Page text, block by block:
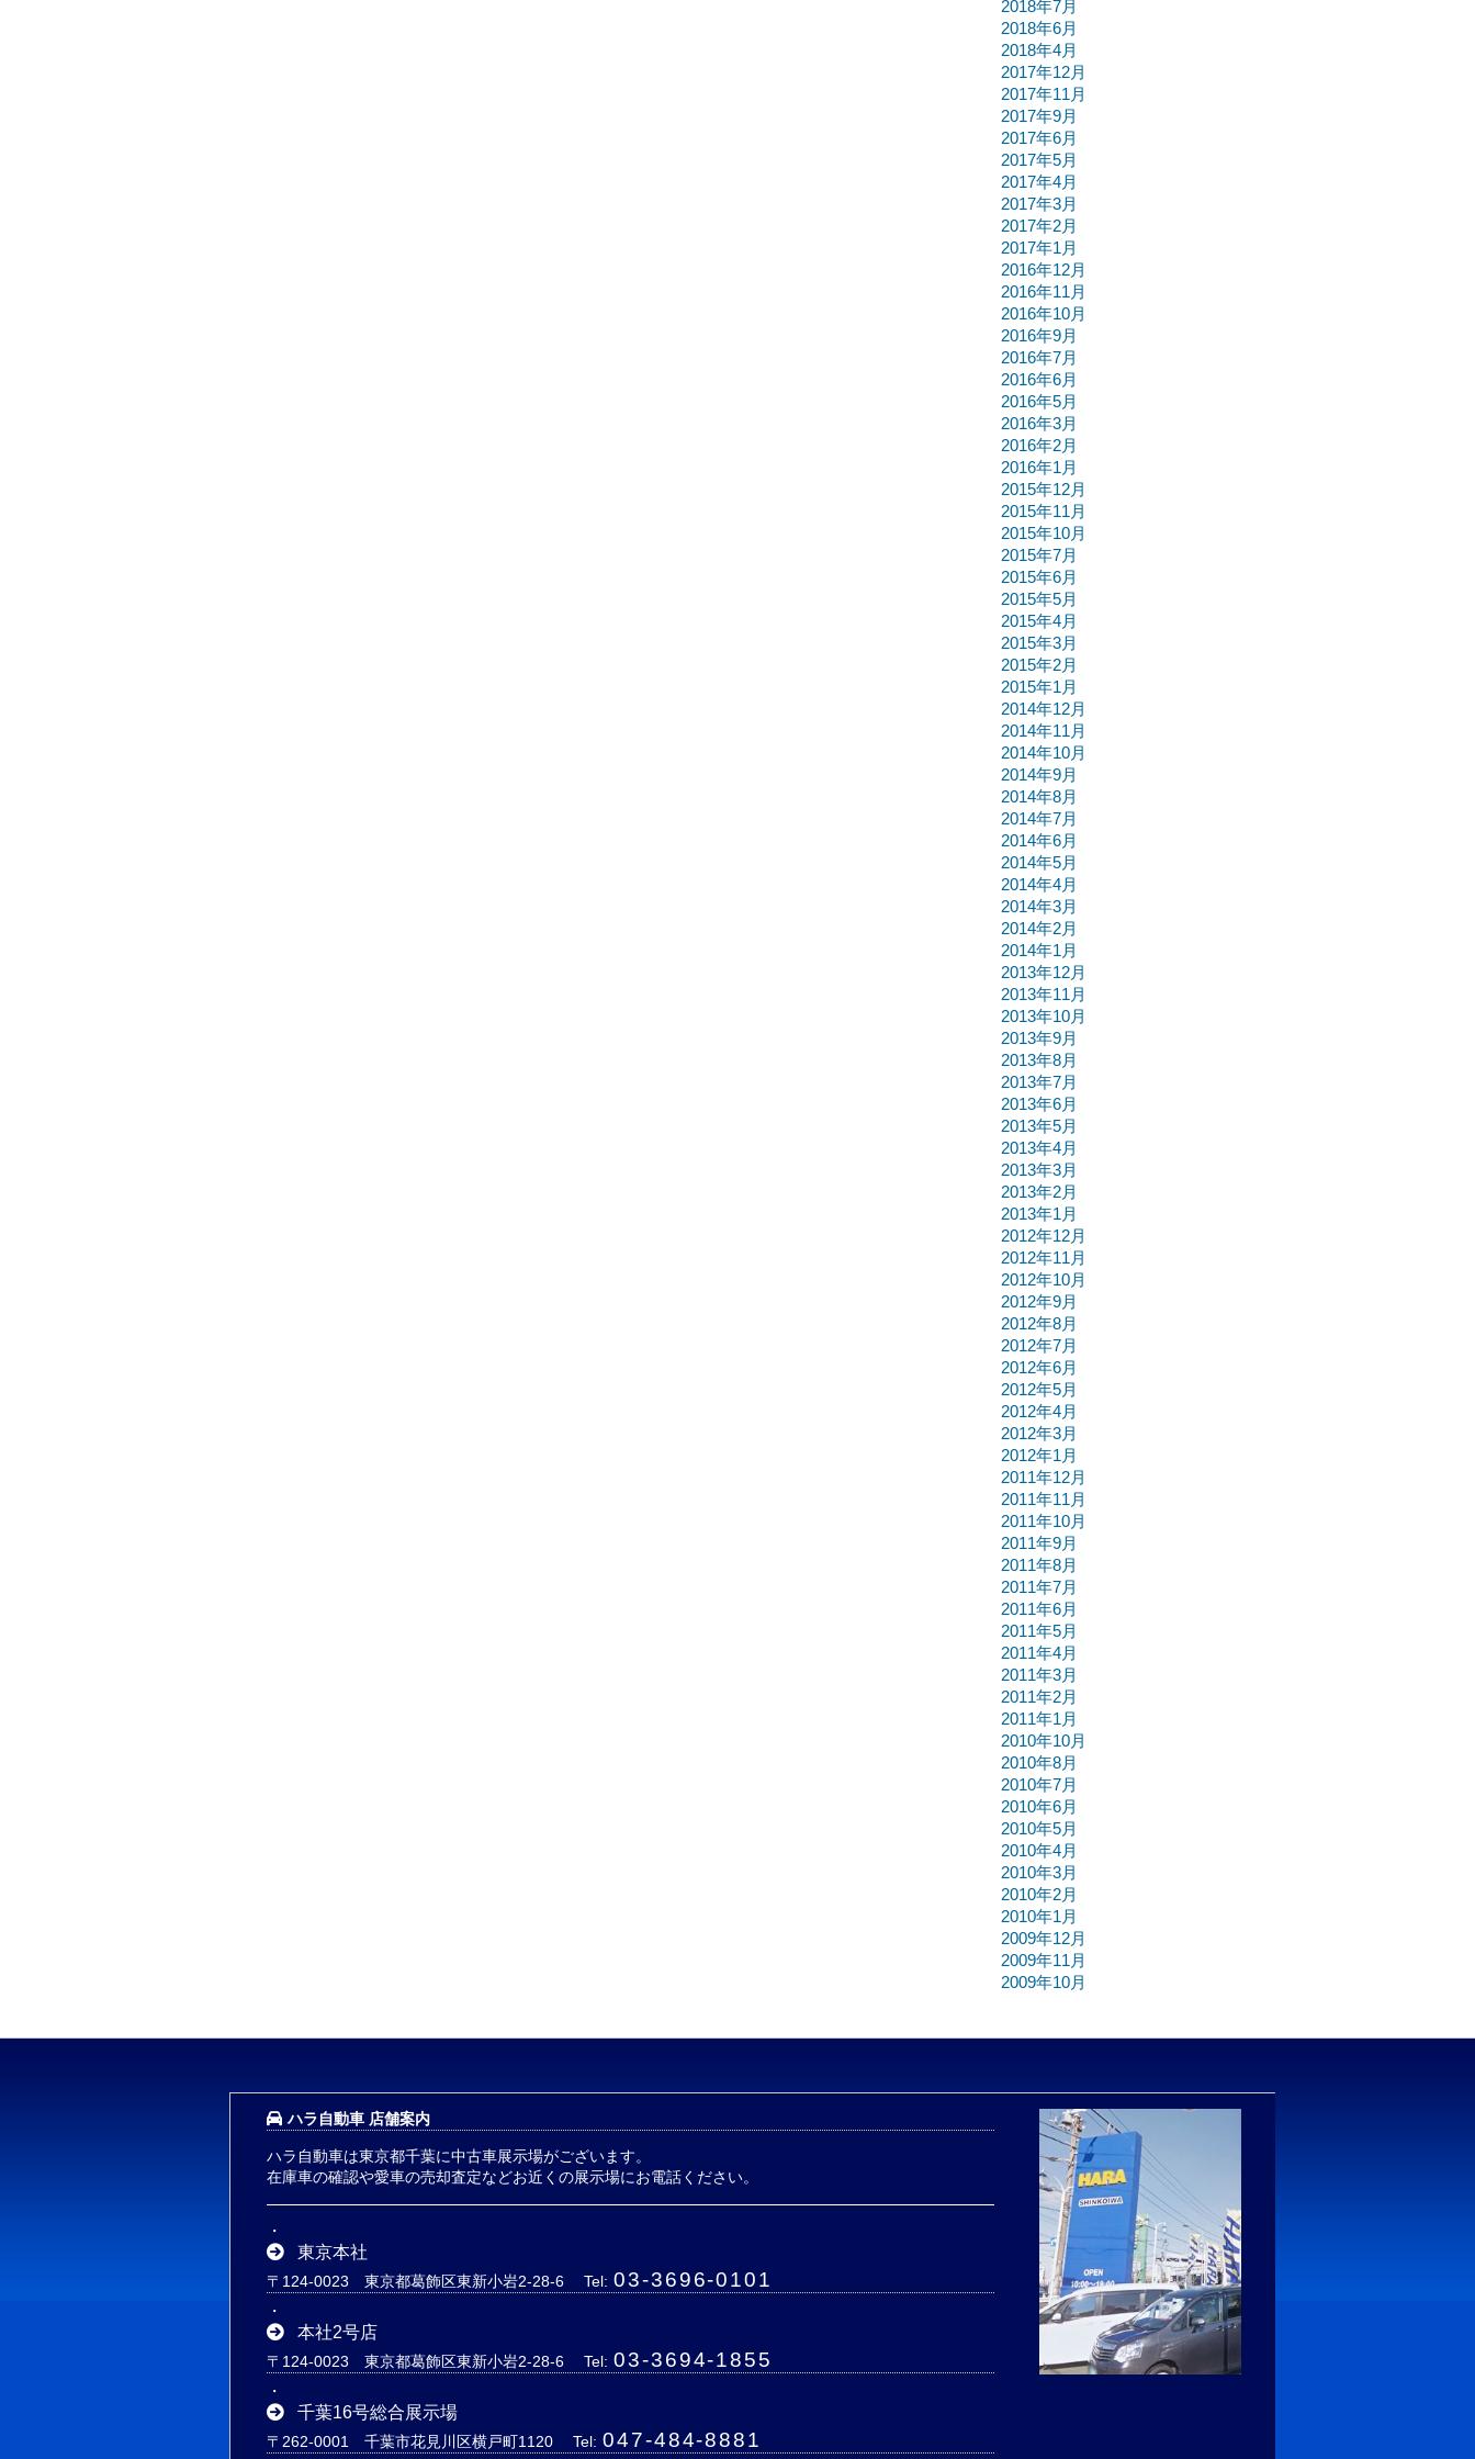
2018年7月
2018年6月
2018年4月
2017年12月
2017年11月
2017年9月
2017年6月
2017年5月
2017年4月
2017年3月
2017年2月
2017年1月
2016年12月
2016年11月
2016年10月
2016年9月
2016年7月
2016年6月
2016年5月
2016年3月
2016年2月
2016年1月
2015年12月
2015年11月
2015年10月
2015年7月
2015年6月
2015年5月
2015年4月
2015年3月
2015年2月
2015年1月
2014年12月
2014年11月
2014年10月
2014年9月
2014年8月
2014年7月
2014年6月
2014年5月
2014年4月
2014年3月
2014年2月
2014年1月
2013年12月
2013年11月
2013年10月
2013年9月
2013年8月
2013年7月
2013年6月
2013年5月
2013年4月
2013年3月
2013年2月
2013年1月
2012年12月
2012年11月
2012年10月
2012年9月
2012年8月
2012年7月
2012年6月
2012年5月
2012年4月
2012年3月
2012年1月
2011年12月
2011年11月
2011年10月
2011年9月
2011年8月
2011年7月
2011年6月
2011年5月
2011年4月
2011年3月
2011年2月
2011年1月
2010年10月
2010年8月
2010年7月
2010年6月
2010年5月
2010年4月
2010年3月
2010年2月
2010年1月
2009年12月
2009年11月
2009年10月
ハラ自動車 店舗案内
ハラ自動車は東京都千葉に中古車展示場がございます。
在庫車の確認や愛車の売却査定などお近くの展示場にお電話ください。
東京本社
〒124-0023 東京都葛飾区東新小岩2-28-6 Tel: 03-3696-0101
本社2号店
〒124-0023 東京都葛飾区東新小岩2-28-6 Tel: 03-3694-1855
千葉16号総合展示場
〒262-0001 千葉市花見川区横戸町1120 Tel: 047-484-8881